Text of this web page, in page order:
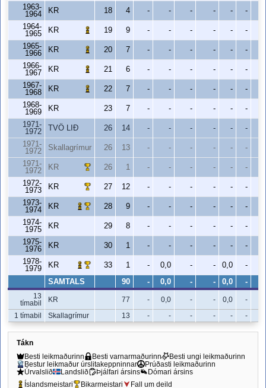
1963-
1964
KR 18 4 - - - - -
-
1964-
1965
KR 19 9 - - - - -
-
1965-
1966
KR 20 7 - - - - -
-
1966-
1967
KR 21 6 - - - - -
-
1967-
1968
KR 22 7 - - - - -
-
1968-
1969
KR 23 7 - - - - -
-
1971-
1972
TVÖ LIÐ 26 14 - - - - -
-
1971-
1972
Skallagrímur 26 13 - - - - -
-
1971-
1972
KR 26 1 - - - - -
-
1972-
1973
KR 27 12 - - - - -
-
1973-
1974
KR 28 9 - - - - -
-
1974-
1975
KR 29 8 - - - - -
-
1975-
1976
KR 30 1 - - - - -
-
1978-
1979
KR 33 1 - 0,0 - - 0,0 -
SAMTALS 90 - 0,0 - - 0,0 -
13
tímabil
KR 77 - 0,0 - - 0,0
-
1 tímabil
Skallagrímur 13 - - - - - -
Tákn
Besti leikmaðurinn
Besti varnarmaðurinn
Besti ungi leikmaðurinn
Bestur leikmaður úrslitakeppninnar
Prúðasti leikmaðurinn
Úrvalslið
Landslið Þjálfari ársins
Dómari ársins
Íslandsmeistari
Bikarmeistari Fall um deild